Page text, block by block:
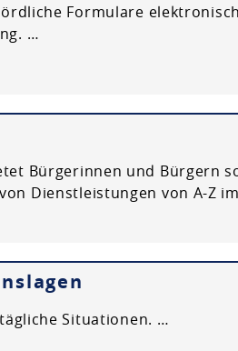
Formulare
…
Bürgerinnen und Bürgern
Dienstleistungen von A-Z
Situationen. …